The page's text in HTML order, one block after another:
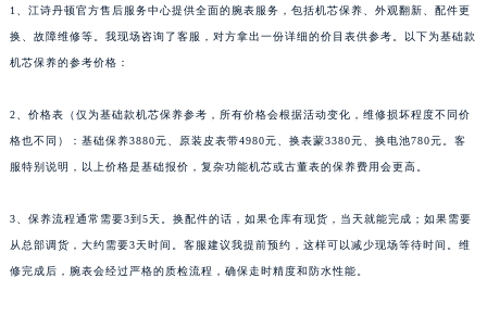
1、江诗丹顿官方售后服务中心提供全面的腕表服务，包括机芯保养、外观翻新、配件更
换、故障维修等。我现场咨询了客服，对方拿出一份详细的价目表供参考。以下为基础款
机芯保养的参考价格：
2、价格表（仅为基础款机芯保养参考，所有价格会根据活动变化，维修损坏程度不同价
格也不同）：基础保养3880元、原装皮表带4980元、换表蒙3380元、换电池780元。客
服特别说明，以上价格是基础报价，复杂功能机芯或古董表的保养费用会更高。
3、保养流程通常需要3到5天。换配件的话，如果仓库有现货，当天就能完成；如果需要
从总部调货，大约需要3天时间。客服建议我提前预约，这样可以减少现场等待时间。维
修完成后，腕表会经过严格的质检流程，确保走时精度和防水性能。